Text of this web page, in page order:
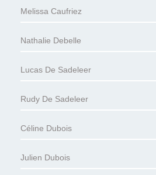
Melissa Caufriez
Nathalie Debelle
Lucas De Sadeleer
Rudy De Sadeleer
Céline Dubois
Julien Dubois